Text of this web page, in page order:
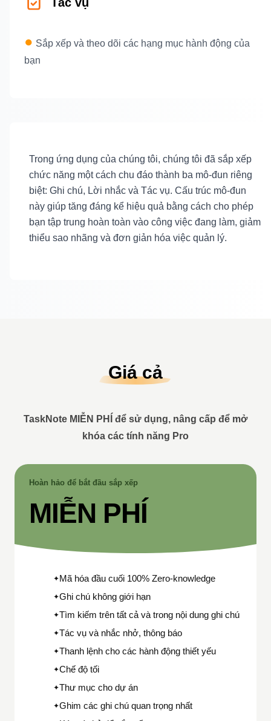
● Sắp xếp và theo dõi các hạng mục hành động của
bạn
Trong ứng dụng của chúng tôi, chúng tôi đã sắp xếp
chức năng một cách chu đáo thành ba mô-đun riêng
biệt: Ghi chú, Lời nhắc và Tác vụ. Cấu trúc mô-đun
này giúp tăng đáng kể hiệu quả bằng cách cho phép
bạn tập trung hoàn toàn vào công việc đang làm, giảm
thiểu sao nhãng và đơn giản hóa việc quản lý.
Giá cả
TaskNote MIỄN PHÍ để sử dụng, nâng cấp để mở
khóa các tính năng Pro
Hoàn hảo để bắt đầu sắp xếp
MIỄN PHÍ
✦ Mã hóa đầu cuối 100% Zero-knowledge
✦Ghi chú không giới hạn
✦Tìm kiếm trên tất cả và trong nội dung ghi chú
✦Tác vụ và nhắc nhở, thông báo
✦Thanh lệnh cho các hành động thiết yếu
✦Chế độ tối
✦Thư mục cho dự án
✦Ghim các ghi chú quan trọng nhất